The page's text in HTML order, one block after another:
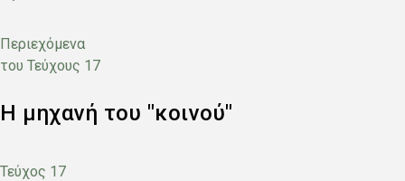
Περιεχόμενα
του Τεύχους 17
Η μηχανή του "κοινού"
Τεύχος 17